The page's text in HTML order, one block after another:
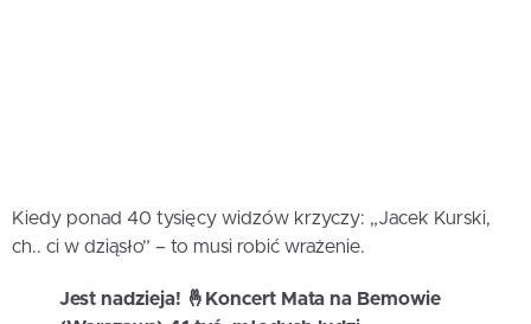
Kiedy ponad 40 tysięcy widzów krzyczy: „Jacek Kurski,
ch.. ci w dziąsło” – to musi robić wrażenie.
Jest nadzieja! 🤞Koncert Mata na Bemowie